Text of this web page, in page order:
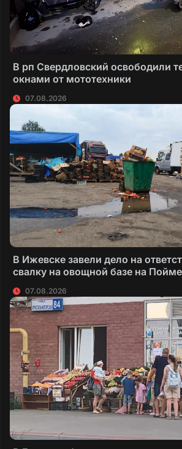
В рп Свердловский освободили
окнами от мототехники
07.08.2026
В Ижевске завели дело на
свалку на овощной базе на Пойме
07.08.2026